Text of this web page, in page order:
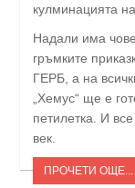
кулминацията
Надали има
гръмките
ГЕРБ, а на
„Хемус“ ще е
петилетка. И
век.
ПРОЧЕТИ ОЩЕ...